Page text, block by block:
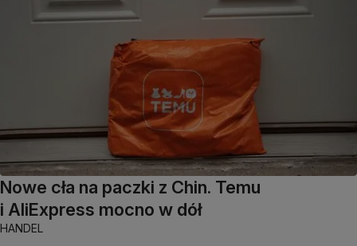
Nowe cła na paczki z Chin. Temu
i AliExpress mocno w dół
HANDEL